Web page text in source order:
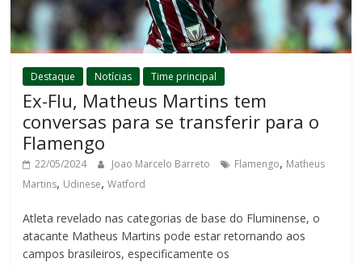
Destaque Notícias Time principal
Ex-Flu, Matheus Martins tem
conversas para se transferir para o
Flamengo
22/05/2024 Joao Marcelo Barreto Flamengo, Matheus
Martins, Udinese,Watford
Atleta revelado nas categorias de base do Fluminense, o
atacante Matheus Martins pode estar retornando aos
campos brasileiros, especificamente os